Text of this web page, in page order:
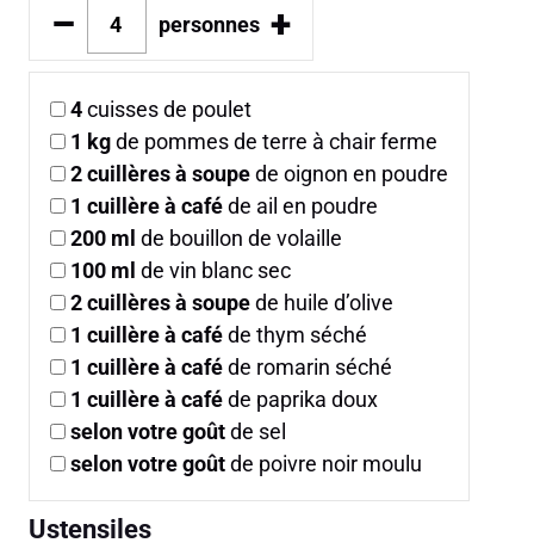
– personnes +
4cuisses de poulet
1 kgde pommes de terre à chair ferme
2cuillères à soupede oignon en poudre
1 cuillère à caféde ail en poudre
200 ml de bouillon de volaille
100 ml de vin blanc sec
2cuillères à soupede huile d’olive
1 cuillère à caféde thym séché
1 cuillère à caféde romarin séché
1 cuillère à caféde paprika doux
selon votre goûtde sel
selon votre goûtde poivre noir moulu
Ustensiles